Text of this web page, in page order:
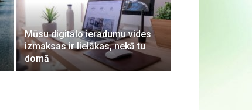
Mūsu digitālo ieradumu vides
izmaksas ir lielākas, nekā tu
domā